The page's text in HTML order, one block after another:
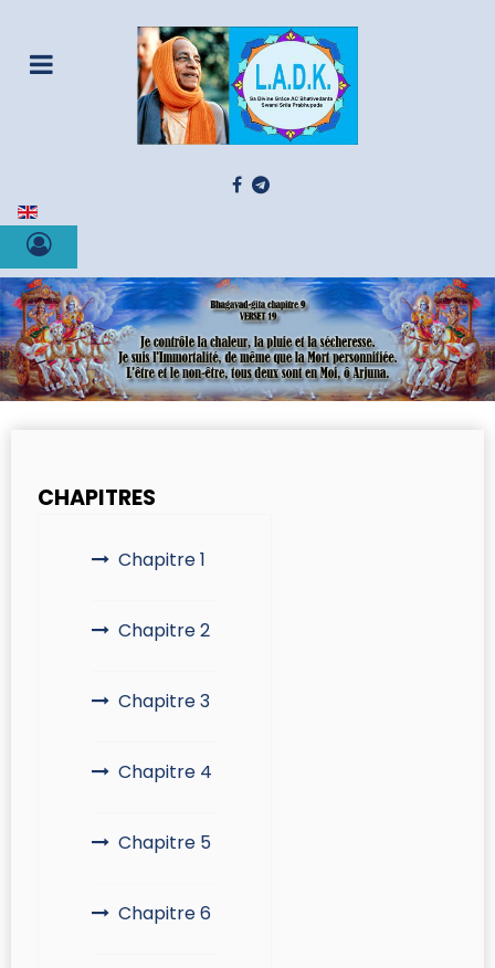
Sélectionnez votre langue
CHAPITRES
Chapitre 1
Chapitre 2
Chapitre 3
Chapitre 4
Chapitre 5
Chapitre 6